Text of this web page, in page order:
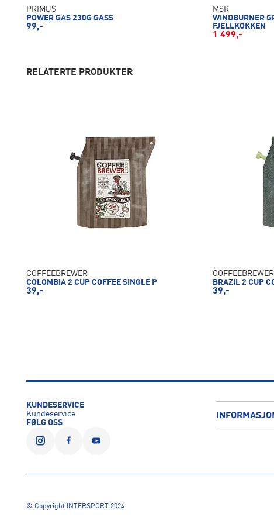
PRIMUS
POWER GAS 230G GASS
99,-
MSR
WINDBURNER
FJELLKOKKEN
1 499,-
RELATERTE PRODUKTER
COFFEEBREWER
COLOMBIA 2 CUP COFFEE SINGLE P
39,-
COFFEEBREWER
BRAZIL 2 CUP
39,-
KUNDESERVICE
Kundeservice
FØLG OSS
© Copyright INTERSPORT 2024